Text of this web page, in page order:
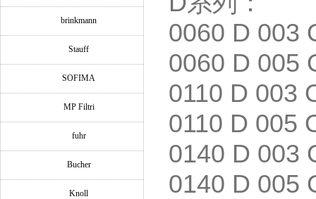
brinkmann
Stauff
SOFIMA
MP Filtri
fuhr
Bucher
Knoll
0060 D 003
0060 D 005
0110 D 003
0110 D 005
0140 D 003
0140 D 005